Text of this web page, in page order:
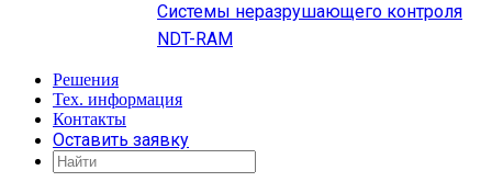
Системы неразрушающего контроля
NDT-RAM
Решения
Тех. информация
Контакты
Оставить заявку